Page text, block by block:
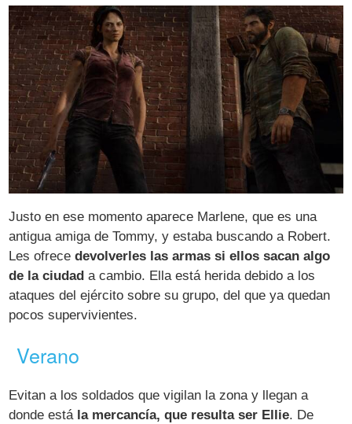
Justo en ese momento aparece Marlene, que es una
antigua amiga de Tommy, y estaba buscando a Robert.
Les ofrecedevolverles las armas si ellos sacan algo
de la ciudad a cambio. Ella está herida debido a los
ataques del ejército sobre su grupo, del que ya quedan
pocos supervivientes.
Verano
Evitan a los soldados que vigilan la zona y llegan a
donde está la mercancía, que resulta ser Ellie. De